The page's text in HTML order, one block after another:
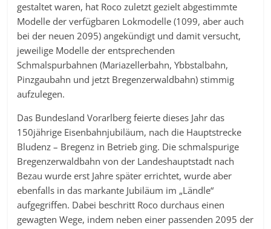
gestaltet waren, hat Roco zuletzt gezielt abgestimmte
Modelle der verfügbaren Lokmodelle (1099, aber auch
bei der neuen 2095) angekündigt und damit versucht,
jeweilige Modelle der entsprechenden
Schmalspurbahnen (Mariazellerbahn, Ybbstalbahn,
Pinzgaubahn und jetzt Bregenzerwaldbahn) stimmig
aufzulegen.
Das Bundesland Vorarlberg feierte dieses Jahr das
150jährige Eisenbahnjubiläum, nach die Hauptstrecke
Bludenz – Bregenz in Betrieb ging. Die schmalspurige
Bregenzerwaldbahn von der Landeshauptstadt nach
Bezau wurde erst Jahre später errichtet, wurde aber
ebenfalls in das markante Jubiläum im „Ländle“
aufgegriffen. Dabei beschritt Roco durchaus einen
gewagten Wege, indem neben einer passenden 2095 der